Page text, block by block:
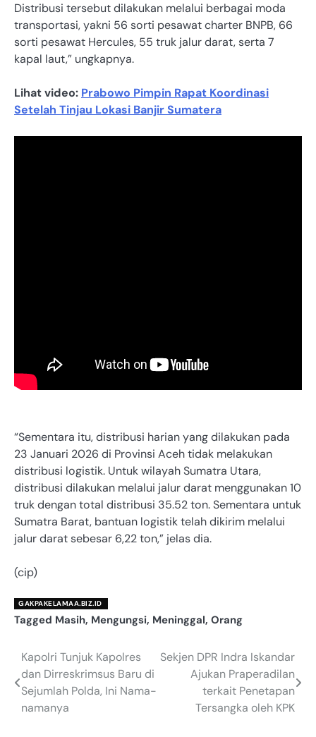
Distribusi tersebut dilakukan melalui berbagai moda
transportasi, yakni 56 sorti pesawat charter BNPB, 66
sorti pesawat Hercules, 55 truk jalur darat, serta 7
kapal laut,” ungkapnya.
Lihat video: Prabowo Pimpin Rapat Koordinasi
Setelah Tinjau Lokasi Banjir Sumatera
“Sementara itu, distribusi harian yang dilakukan pada
23 Januari 2026 di Provinsi Aceh tidak melakukan
distribusi logistik. Untuk wilayah Sumatra Utara,
distribusi dilakukan melalui jalur darat menggunakan 10
truk dengan total distribusi 35.52 ton. Sementara untuk
Sumatra Barat, bantuan logistik telah dikirim melalui
jalur darat sebesar 6,22 ton,” jelas dia.
(cip)
GAKPAKELAMAA.BIZ.ID
Tagged Masih, Mengungsi, Meninggal, Orang
Navigasi
pos
Kapolri Tunjuk Kapolres
dan Dirreskrimsus Baru di
Sejumlah Polda, Ini Nama-
namanya
Sekjen DPR Indra Iskandar
Ajukan Praperadilan
terkait Penetapan
Tersangka oleh KPK